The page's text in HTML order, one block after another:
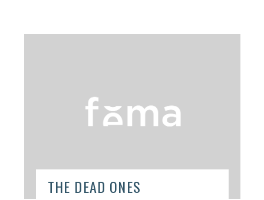
THE DEAD ONES